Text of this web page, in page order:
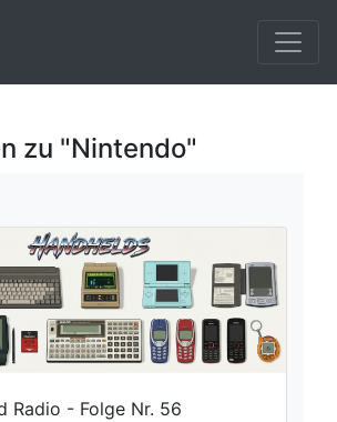
zu "Nintendo"
Radio - Folge Nr. 56